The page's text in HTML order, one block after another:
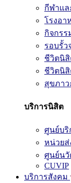
กีฬาแ
โรงอา
กิจกร
รอบรั้ว
ชีวิตนิสิ
ชีวิตนิสิ
สุขภาว
บริการนิสิต
ศูนย์บริ
หน่วยส่
ศูนย์นวั
CUVIP
บริการสังคม